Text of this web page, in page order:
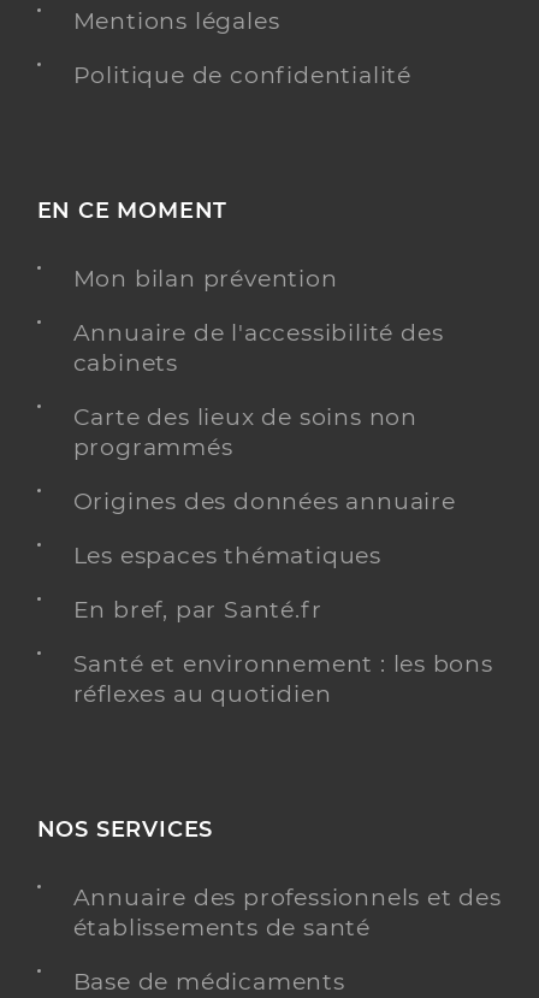
Mentions légales
Politique de confidentialité
EN CE MOMENT
Mon bilan prévention
Annuaire de l'accessibilité des
cabinets
Carte des lieux de soins non
programmés
Origines des données annuaire
Les espaces thématiques
En bref, par Santé.fr
Santé et environnement : les bons
réflexes au quotidien
NOS SERVICES
Annuaire des professionnels et des
établissements de santé
Base de médicaments